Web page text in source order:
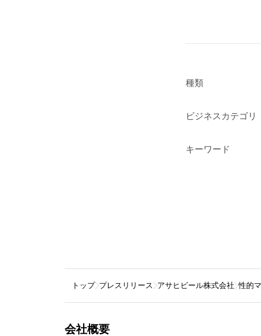
種類
ビジネスカテゴリ
キーワード
トップ プレスリリース アサヒビール株式会社 性的
会社概要